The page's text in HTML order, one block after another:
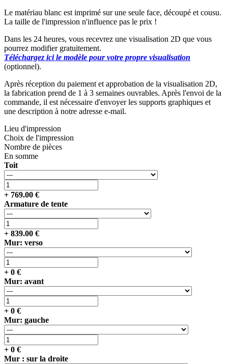
Le matériau blanc est imprimé sur une seule face, découpé et cousu.
La taille de l'impression n'influence pas le prix !
Dans les 24 heures, vous recevrez une visualisation 2D que vous
pourrez modifier gratuitement.
Téléchargez ici le modèle pour votre propre visualisation
(optionnel).
Après réception du paiement et approbation de la visualisation 2D,
la fabrication prend de 1 à 3 semaines ouvrables. Après l'envoi de la
commande, il est nécessaire d'envoyer les supports graphiques et
une description à notre adresse e-mail.
Lieu d'impression
Choix de l'impression
Nombre de pièces
En somme
Toit
+ 769.00 €
Armature de tente
+ 839.00 €
Mur: verso
+ 0 €
Mur: avant
+ 0 €
Mur: gauche
+ 0 €
Mur : sur la droite